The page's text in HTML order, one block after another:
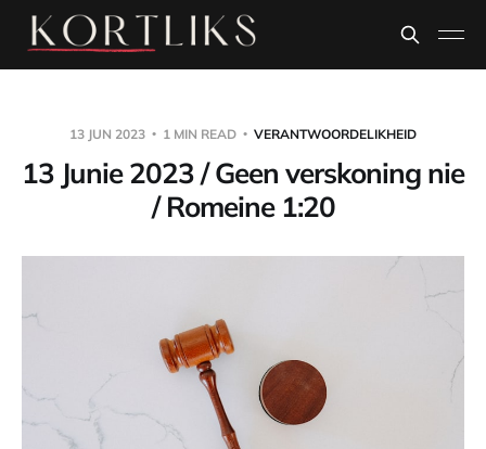
13 JUN 2023 1 MIN READ VERANTWOORDELIKHEID
13 Junie 2023 / Geen verskoning nie
/ Romeine 1:20